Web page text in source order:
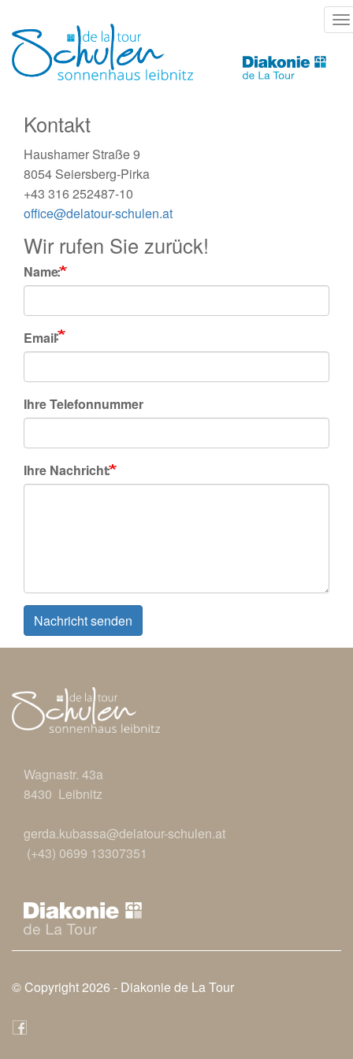
zum
Inhalt
Kontakt
Haushamer Straße 9
8054 Seiersberg-Pirka
+43 316 252487-10
office@delatour-schulen.at
Wir rufen Sie zurück!
Name
Email
Ihre Telefonnummer
Ihre Nachricht
Nachricht senden
Wagnastr. 43a
8430 Leibnitz
gerda.kubassa@delatour-schulen.at
(+43) 0699 13307351
© Copyright 2026 - Diakonie de La Tour